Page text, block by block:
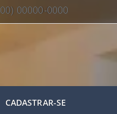
CADASTRAR-SE